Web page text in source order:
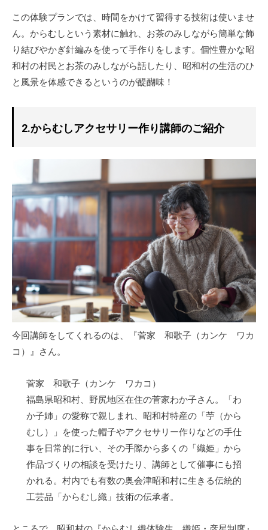
この体験プランでは、時間をかけて習得する技術は使いませ
ん。からむしという素材に触れ、お茶のみしながら簡単な飾
り結びやかぎ針編みを使って手作りをします。個性豊かな昭
和村の村民とお茶のみしながら話したり、昭和村の生活のひ
と風景を体感できるというのが醍醐味！
2.からむしアクセサリー作り講師のご紹介
今回講師をしてくれるのは、『菅家 和歌子（カンケ ワカ
コ）』さん。
菅家 和歌子（カンケ ワカコ）
福島県昭和村、野尻地区在住の菅家わか子さん。「わ
か子姉」の愛称で親しまれ、昭和村特産の「苧（から
むし）」を使った帽子やアクセサリー作りなどの手仕
事を日常的に行い、その手際から多くの「織姫」から
作品づくりの相談を受けたり、講師として催事にも招
かれる。村内でも有数の奥会津昭和村に生きる伝統的
工芸品「からむし織」技術の伝承者。